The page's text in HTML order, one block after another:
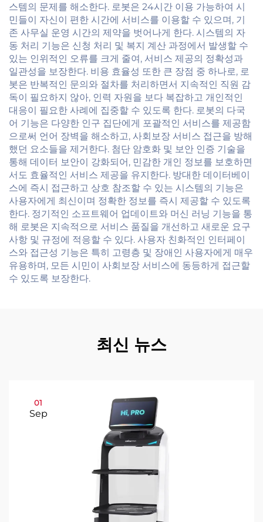
스템의 문제를 해소한다. 로봇은 24시간 이용 가능하여 시
민들이 자신이 편한 시간에 서비스를 이용할 수 있으며, 기
존 사무실 운영 시간의 제약을 벗어나게 한다. 시스템의 자
동 처리 기능은 신청 처리 및 복지 계산 과정에서 발생할 수
있는 인위적인 오류를 크게 줄여, 서비스 제공의 정확성과
일관성을 보장한다. 비용 효율성 또한 큰 장점 중 하나로, 로
봇은 반복적인 문의와 절차를 처리하면서 지속적인 직원 감
독이 필요하지 않아, 인력 자원을 보다 복잡하고 개인적인
대응이 필요한 사례에 집중할 수 있도록 한다. 로봇의 다국
어 기능은 다양한 인구 집단에게 포괄적인 서비스를 제공함
으로써 언어 장벽을 해소하고, 사회보장 서비스 접근을 방해
했던 요소들을 제거한다. 첨단 암호화 및 보안 인증 기술을
통해 데이터 보안이 강화되어, 민감한 개인 정보를 보호하면
서도 효율적인 서비스 제공을 유지한다. 방대한 데이터베이
스에 즉시 접근하고 상호 참조할 수 있는 시스템의 기능은
사용자에게 최신이며 정확한 정보를 즉시 제공할 수 있도록
한다. 정기적인 소프트웨어 업데이트와 머신 러닝 기능을 통
해 로봇은 지속적으로 서비스 품질을 개선하고 새로운 요구
사항 및 규정에 적응할 수 있다. 사용자 친화적인 인터페이
스와 접근성 기능은 특히 고령층 및 장애인 사용자에게 매우
유용하며, 모든 시민이 사회보장 서비스에 동등하게 접근할
수 있도록 보장한다.
최신 뉴스
01
Sep